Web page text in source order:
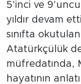
5’inci ve
yıldır devam
sınıfta
Atatürkçülük
müfredatında,
hayatının